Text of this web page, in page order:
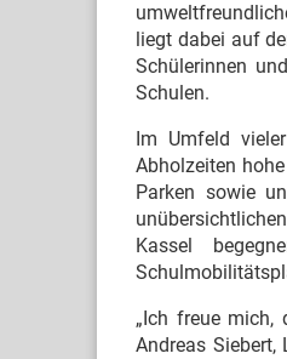
liegt dabei auf
Schülerinnen
Schulen.
Im Umfeld
Abholzeiten
Parken sowie
Kassel
„Ich freue mich,
Andreas Siebert,